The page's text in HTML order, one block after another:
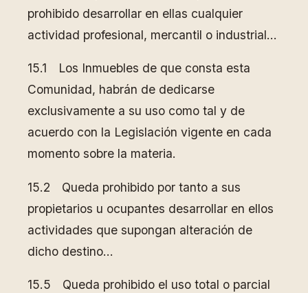
prohibido desarrollar en ellas cualquier
actividad profesional, mercantil o industrial…
15.1 Los Inmuebles de que consta esta
Comunidad, habrán de dedicarse
exclusivamente a su uso como tal y de
acuerdo con la Legislación vigente en cada
momento sobre la materia.
15.2 Queda prohibido por tanto a sus
propietarios u ocupantes desarrollar en ellos
actividades que supongan alteración de
dicho destino…
15.5 Queda prohibido el uso total o parcial